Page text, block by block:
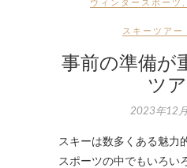
スキーツアー
事前の準備が
ツ
2023年12
スキーは数多くある魅力
スポーツの中でもいろい